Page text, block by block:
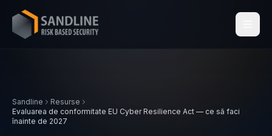
Industrii
Sandline
Resurse
Evaluarea de conformitate EU Cyber Resilience Act — ce să faci
înainte de 2027